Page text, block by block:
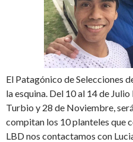
El Patagónico de Selecciones
la esquina. Del 10 al 14 de
Turbio y 28 de Noviembre,
compitan los 10 planteles que
LBD nos contactamos con